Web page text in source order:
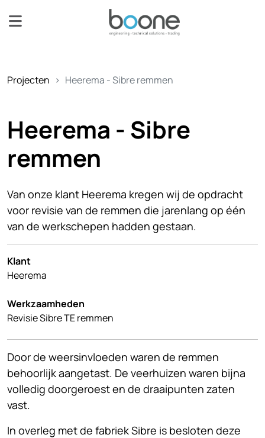
Projecten Heerema - Sibre remmen
Heerema - Sibre
remmen
Van onze klant Heerema kregen wij de opdracht
voor revisie van de remmen die jarenlang op één
van de werkschepen hadden gestaan.
Klant
Heerema
Werkzaamheden
Revisie Sibre TE remmen
Door de weersinvloeden waren de remmen
behoorlijk aangetast. De veerhuizen waren bijna
volledig doorgeroest en de draaipunten zaten
vast.
In overleg met de fabriek Sibre is besloten deze